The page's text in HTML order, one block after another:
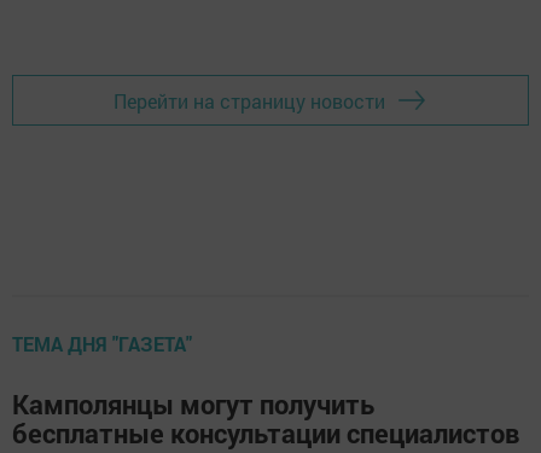
Перейти на страницу новости
ТЕМА ДНЯ "ГАЗЕТА"
Камполянцы могут получить
бесплатные консультации специалистов